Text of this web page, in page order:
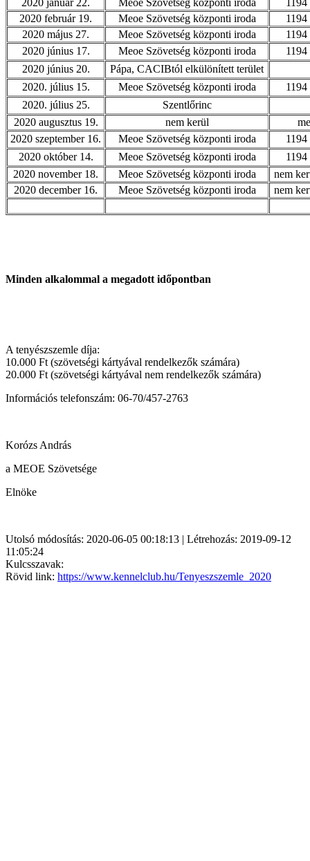
2020 február 19.
Meoe Szövetség központi iroda
2020 május 27.
Meoe Szövetség központi iroda
2020 június 17.
Meoe Szövetség központi iroda
2020 június 20.
Pápa, CACIBtól elkülönített terület
2020. július 15.
Meoe Szövetség központi iroda
2020. július 25.
Szentlőrinc
2020 augusztus 19.
nem kerül
2020 szeptember 16.
Meoe Szövetség központi iroda
2020 október 14.
Meoe Szövetség központi iroda
2020 november 18.
Meoe Szövetség központi iroda
nem
2020 december 16.
Meoe Szövetség központi iroda nem
Minden alkalommal a megadott időpontban
A tenyészszemle díja:
10.000 Ft (szövetségi kártyával rendelkezők számára)
20.000 Ft (szövetségi kártyával nem rendelkezők számára)
Információs telefonszám: 06-70/457-2763
Korózs András
a MEOE Szövetsége
Elnöke
Utolsó módosítás: 2020-06-05 00:18:13 | Létrehozás: 2019-09-12
11:05:24
Kulcsszavak:
Rövid link: https://www.kennelclub.hu/Tenyeszszemle_2020